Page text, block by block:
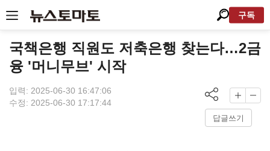
구독
국책은행 직원도 저축은행 찾는다…2금
융 '머니무브' 시작
입력: 2025-06-30 16:47:06
수정: 2025-06-30 17:17:44
답글쓰기